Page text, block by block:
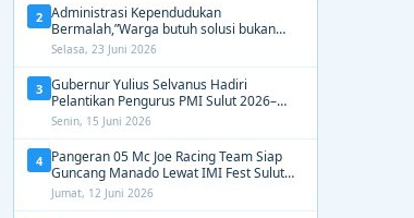
2 Administrasi Kependudukan
Bermalah,”Warga butuh solusi bukan
Alasan dari Disdukcapil Manado
Selasa, 23 Juni 2026
3 Gubernur Yulius Selvanus Hadiri
Pelantikan Pengurus PMI Sulut 2026–
2031, Tekankan Gerak Cepat untuk
Kemanusiaan
Senin, 15 Juni 2026
4 Pangeran 05 Mc Joe Racing Team Siap
Guncang Manado Lewat IMI Fest Sulut
2026 Apex Drag Championship
Jumat, 12 Juni 2026